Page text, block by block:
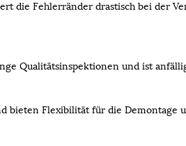
die Fehlerränder drastisch bei der
Qualitätsinspektionen und ist
bieten Flexibilität für die Demontage